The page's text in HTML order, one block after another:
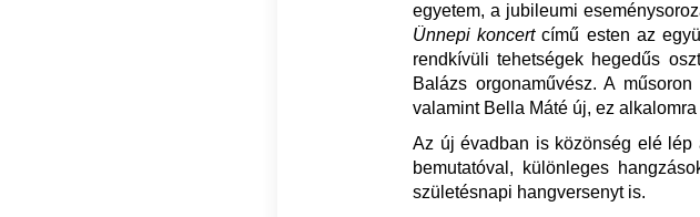
egyetem, a jubileumi
Ünnepi koncertcímű esten az
rendkívüli tehetségek hegedűs
Balázs orgonaművész. A
valamint Bella Máté új, ez
Az új évadban is közönség elé lép
bemutatóval, különleges
születésnapi hangversenyt is.